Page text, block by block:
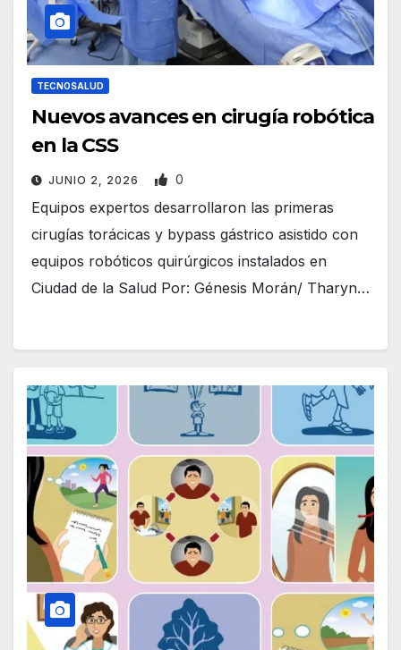
TECNOSALUD
Nuevos avances en cirugía robótica
en la CSS
JUNIO 2, 2026 0
Equipos expertos desarrollaron las primeras
cirugías torácicas y bypass gástrico asistido con
equipos robóticos quirúrgicos instalados en
Ciudad de la Salud Por: Génesis Morán/ Tharyn…